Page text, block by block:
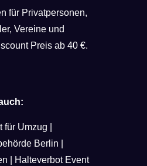
für Privatpersonen,
Vereine und
Preis ab 40 €.
für Umzug
Berlin
Halteverbot Event